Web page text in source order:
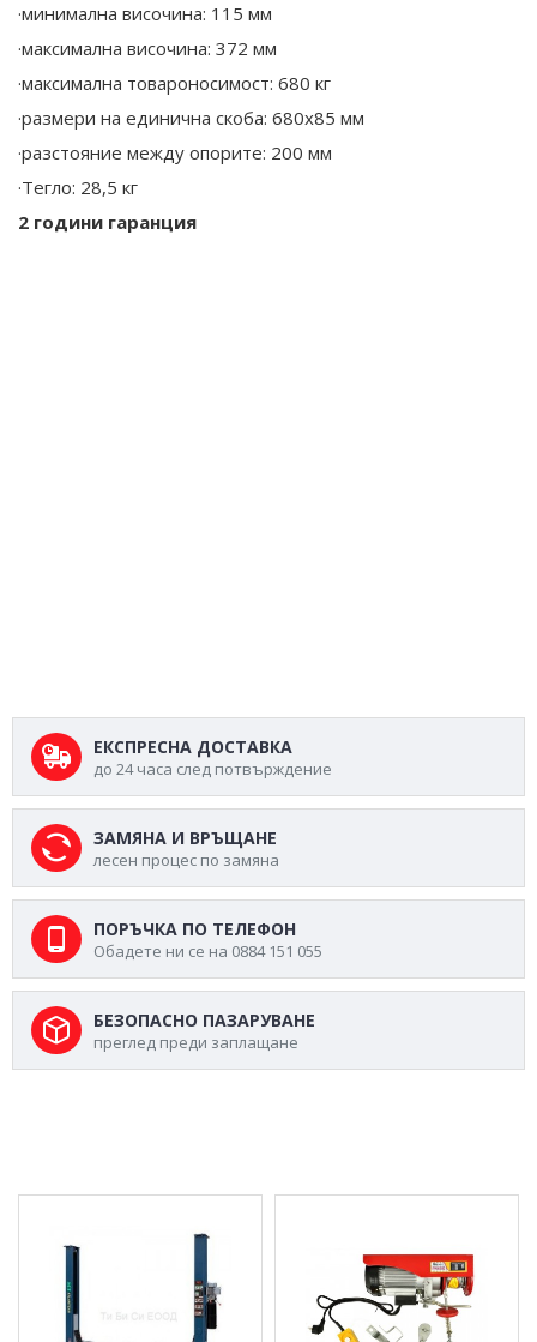
ЕКСПРЕСНА ДОСТАВКА
до 24 часа след потвърждение
ЗАМЯНА И ВРЪЩАНЕ
лесен процес по замяна
ПОРЪЧКА ПО ТЕЛЕФОН
Обадете ни се на 0884 151 055
БЕЗОПАСНО ПАЗАРУВАНЕ
преглед преди заплащане
·минимална височина: 115 мм
·максимална височина: 372 мм
·максимална товароносимост: 680 кг
·размери на единична скоба: 680х85 мм
·разстояние между опорите: 200 мм
·Тегло: 28,5 кг
2 години гаранция